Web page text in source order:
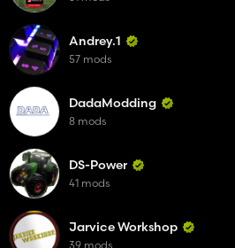
Andrey.1
57 mods
DadaModding
8 mods
DS-Power
41 mods
Jarvice Workshop
39 mods